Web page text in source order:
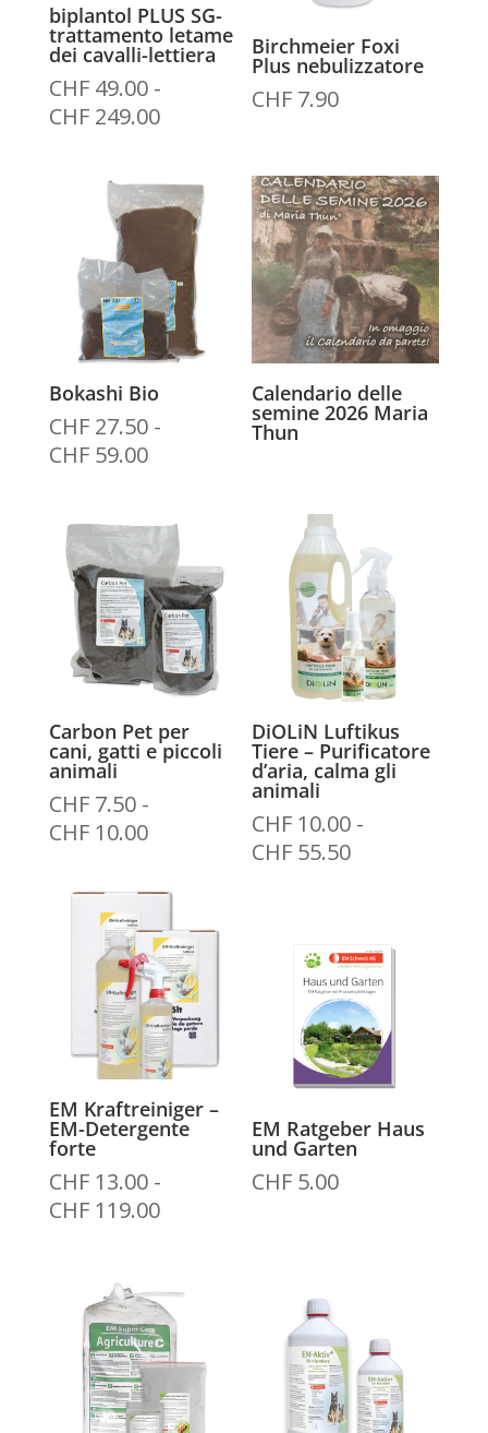
biplantol PLUS SG-
trattamento letame
dei cavalli-lettiera
CHF49.00 -
CHF249.00Fascia
da
CHF 49.00
CHF 249.00
Birchmeier Foxi
Plus nebulizzatore
CHF 7.90
Bokashi Bio
CHF27.50 -
CHF59.00Fascia
da
CHF 27.50
a
CHF 59.00
Calendario delle
semine 2026 Maria
Thun
Carbon Pet per
cani, gatti e piccoli
animali
CHF7.50 -
CHF10.00Fascia
prezzo:
CHF 7.50
a
CHF 10.00
DiOLiN Luftikus
Tiere – Purificatore
d’aria, calma gli
animali
CHF 10.00 -
CHF 55.50Fascia
CHF 10.00
a
CHF 55.50
EM Kraftreiniger –
EM-Detergente
forte
CHF13.00 -
CHF119.00Fascia
da
CHF 13.00
a
CHF 119.00
EM Ratgeber Haus
und Garten
CHF 5.00